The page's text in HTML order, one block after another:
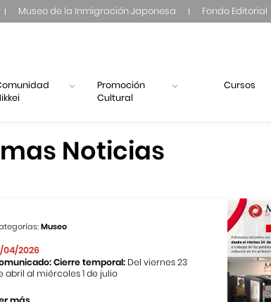
Museo de la Inmigración Japonesa Fondo Editorial
Promoción
Cultural
Cursos
Noticias
Museo
04/2026
Cierre temporal: Del viernes 23
abril al miércoles 1 de julio